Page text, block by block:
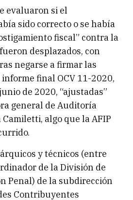
evaluaron si el
sido correcto o se había
fiscal” contra la
desplazados, con
negarse a firmar las
final OCV 11-2020,
de 2020, “ajustadas”
general de Auditoría
algo que la AFIP
y técnicos (entre
de la División de
Penal) de la subdirección
Contribuyentes